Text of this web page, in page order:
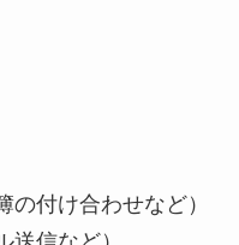
付け合わせなど）